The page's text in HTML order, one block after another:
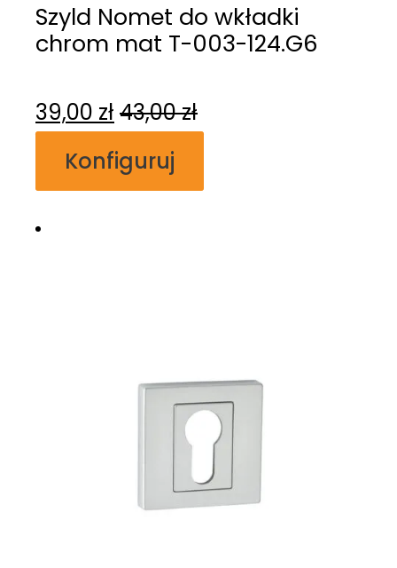
Szyld Nomet do wkładki
chrom mat T-003-124.G6
39,00 zł 43,00zł
Konfiguruj